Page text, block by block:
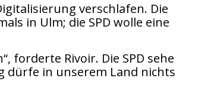
verschlafen. Die
in Ulm; die SPD wolle eine
forderte Rivoir. Die SPD sehe
dürfe in unserem Land nichts